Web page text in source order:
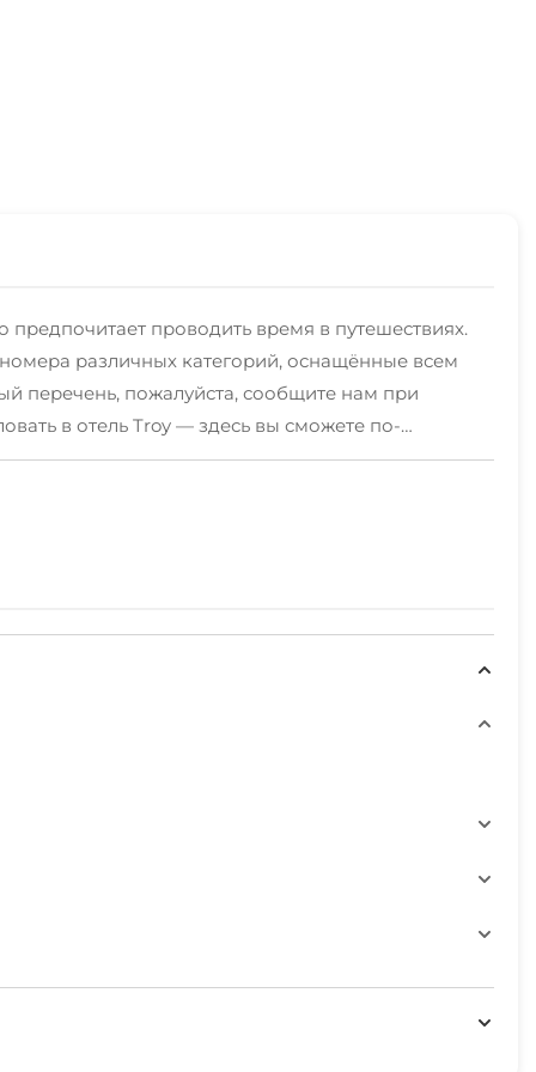
проводить время в путешествиях.
различных категорий, оснащённые всем
перечень, пожалуйста, сообщите нам при
в отель Troy — здесь вы сможете по-